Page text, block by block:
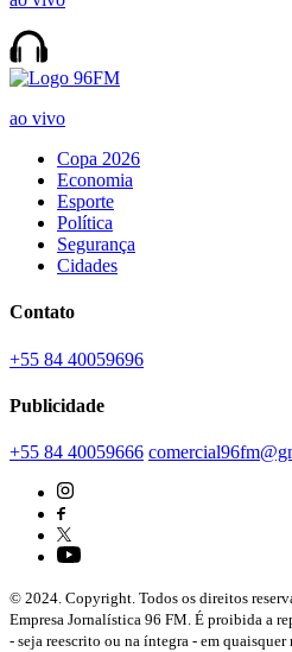
ao vivo
Copa 2026
Economia
Esporte
Política
Segurança
Cidades
Contato
+55 84 40059696
Publicidade
+55 84 40059666
© 2024. Copyright. Todos os direitos
Empresa Jornalística 96 FM. É proibida a
- seja reescrito ou na íntegra - em